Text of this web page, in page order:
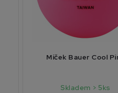
Míček Bauer Cool
Skladem > 5ks